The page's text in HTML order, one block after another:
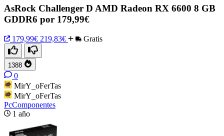
AsRock Challenger D AMD Radeon RX 6600 8 GB
GDDR6 por 179,99€
179,99€ 219,83€ Gratis
1388
0
MirY_oFerTas
MirY_oFerTas
PcComponentes
1 año